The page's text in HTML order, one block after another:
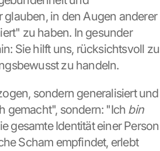
in den Augen anderer
zu haben. In gesunder
Sie hilft uns, rücksichtsvoll zu
zu handeln.
sondern generalisiert und
gemacht", sondern: "Ich bin
gesamte Identität einer Person
Scham empfindet, erlebt